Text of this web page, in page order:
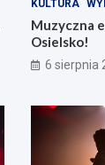
KULTURA
Muzyczna
Osielsko!
6 sierpnia